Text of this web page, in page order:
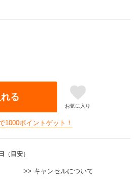
る
お気に入り
ポイントゲット！
（目安）
>> キャンセルについて